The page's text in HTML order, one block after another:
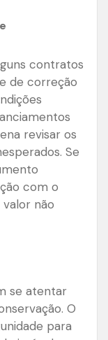
contratos
de correção
revisar os
Se
com o
não
se atentar
O
para